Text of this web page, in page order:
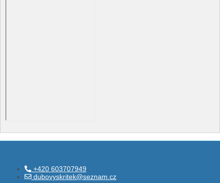
+420 603707949
dubovyskritek@seznam.cz